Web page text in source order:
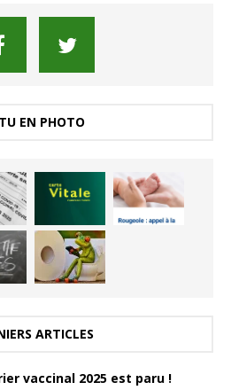
EN PHOTO
ARTICLES
vaccinal 2025 est paru !